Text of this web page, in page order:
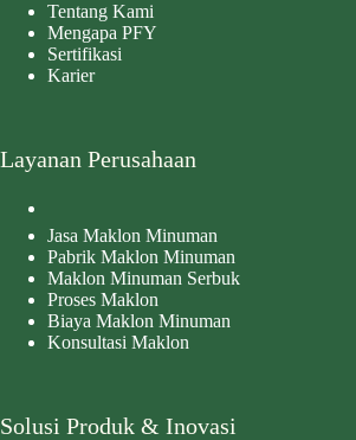
Tentang Kami
Mengapa PFY
Sertifikasi
Karier
Layanan Perusahaan
Jasa Maklon Minuman
Pabrik Maklon Minuman
Maklon Minuman Serbuk
Proses Maklon
Biaya Maklon Minuman
Konsultasi Maklon
Solusi Produk & Inovasi